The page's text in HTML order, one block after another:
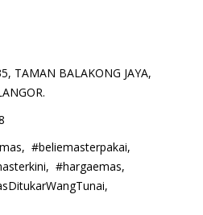
TAMAN BALAKONG JAYA,
#beliemasterpakai,
#hargaemas,